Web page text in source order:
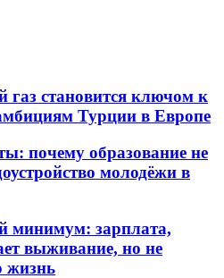
газ становится ключом к
Турции в Европе
почему образование не
молодёжи в
минимум: зарплата,
выживание, но не
жизнь